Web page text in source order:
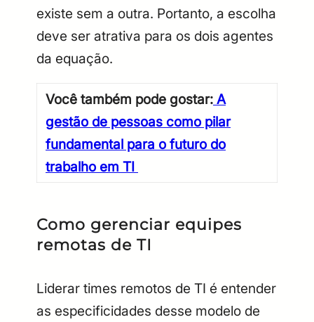
existe sem a outra. Portanto, a escolha
deve ser atrativa para os dois agentes
da equação.
Você também pode gostar: A
gestão de pessoas como pilar
fundamental para o futuro do
trabalho em TI
Como gerenciar equipes
remotas de TI
Liderar times remotos de TI é entender
as especificidades desse modelo de